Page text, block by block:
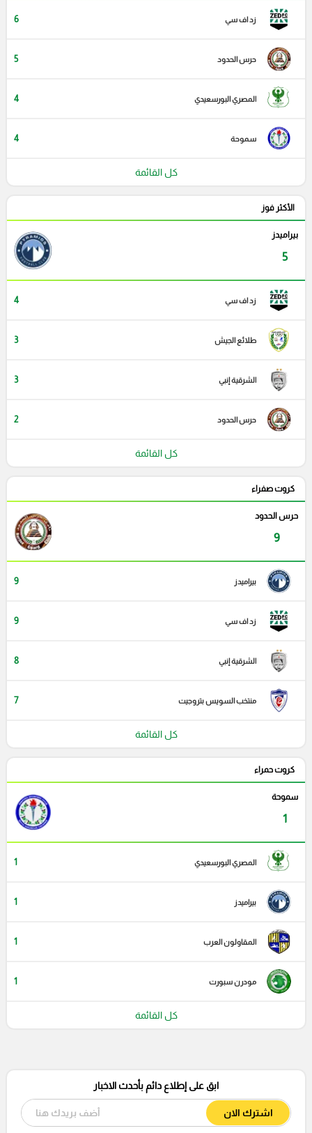
زد اف سي 6
حرس الحدود 5
المصري البورسعيدي 4
سموحة 4
كل القائمة
الأكثر فوز
بيراميدز
5
زد اف سي 4
طلائع الجيش 3
الشرقية إنبي 3
حرس الحدود 2
كل القائمة
كروت صفراء
حرس الحدود
9
بيراميدز 9
زد اف سي 9
الشرقية إنبي 8
منتخب السويس بتروجيت 7
كل القائمة
كروت حمراء
سموحة
1
المصري البورسعيدي 1
بيراميدز 1
المقاولون العرب 1
مودرن سبورت 1
كل القائمة
ابق على إطلاع دائم بأحدث الاخبار
اشترك الان